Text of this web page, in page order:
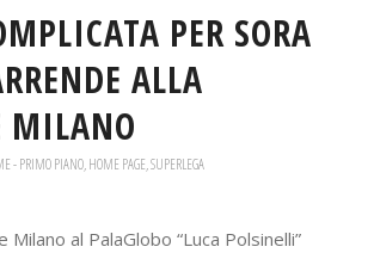
PER SORA
ALLA
MILANO
- PRIMO PIANO,HOME PAGE,SUPERLEGA
Milano al PalaGlobo “Luca Polsinelli”